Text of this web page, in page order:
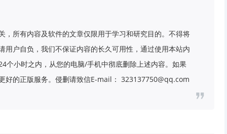
，所有内容及软件的文章仅限用于学习和研究目的。不得将
户自负，我们不保证内容的长久可用性，通过使用本站内
个小时之内，从您的电脑/手机中彻底删除上述内容。如果
好的正版服务。侵删请致信E-mail： 323137750@qq.com